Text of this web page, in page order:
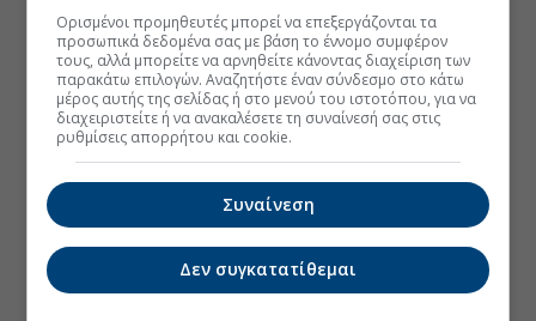
Ορισμένοι προμηθευτές μπορεί να επεξεργάζονται τα
προσωπικά δεδομένα σας με βάση το έννομο συμφέρον
τους, αλλά μπορείτε να αρνηθείτε κάνοντας διαχείριση των
παρακάτω επιλογών. Αναζητήστε έναν σύνδεσμο στο κάτω
μέρος αυτής της σελίδας ή στο μενού του ιστοτόπου, για να
διαχειριστείτε ή να ανακαλέσετε τη συναίνεσή σας στις
ρυθμίσεις απορρήτου και cookie.
Συναίνεση
Δεν συγκατατίθεμαι